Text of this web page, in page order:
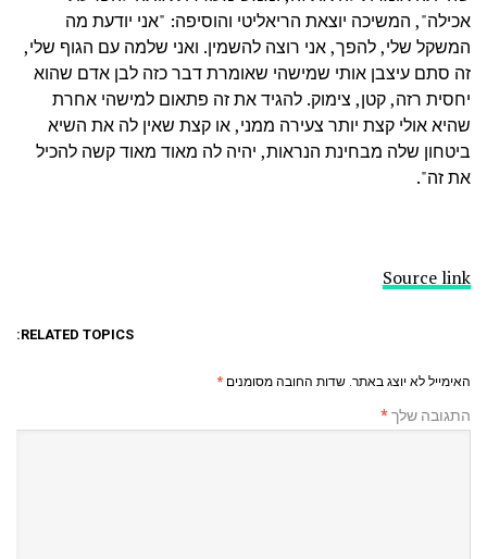
אכילה", המשיכה יוצאת הריאליטי והוסיפה: "אני יודעת מה
המשקל שלי, להפך, אני רוצה להשמין. ואני שלמה עם הגוף שלי,
זה סתם עיצבן אותי שמישהי שאומרת דבר כזה לבן אדם שהוא
יחסית רזה, קטן, צימוק. להגיד את זה פתאום למישהי אחרת
שהיא אולי קצת יותר צעירה ממני, או קצת שאין לה את השיא
ביטחון שלה מבחינת הנראות, יהיה לה מאוד מאוד קשה להכיל
את זה".
Source link
RELATED TOPICS:
האימייל לא יוצג באתר. שדות החובה מסומנים *
התגובה שלך*